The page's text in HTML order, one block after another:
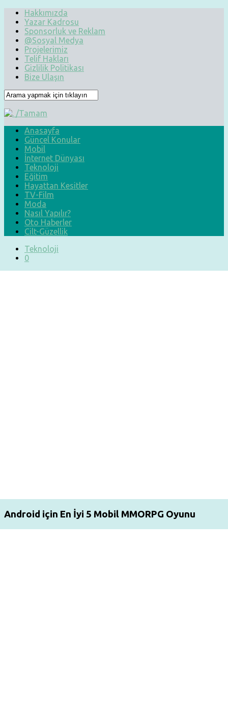
Hakkımızda
Yazar Kadrosu
Sponsorluk ve Reklam
@Sosyal Medya
Projelerimiz
Telif Hakları
Gizlilik Politikası
Bize Ulaşın
Anasayfa
Güncel Konular
Mobil
İnternet Dünyası
Teknoloji
Eğitim
Hayattan Kesitler
TV-Film
Moda
Nasıl Yapılır?
Oto Haberler
Cilt-Güzellik
Teknoloji
0
Android için En İyi 5 Mobil MMORPG Oyunu